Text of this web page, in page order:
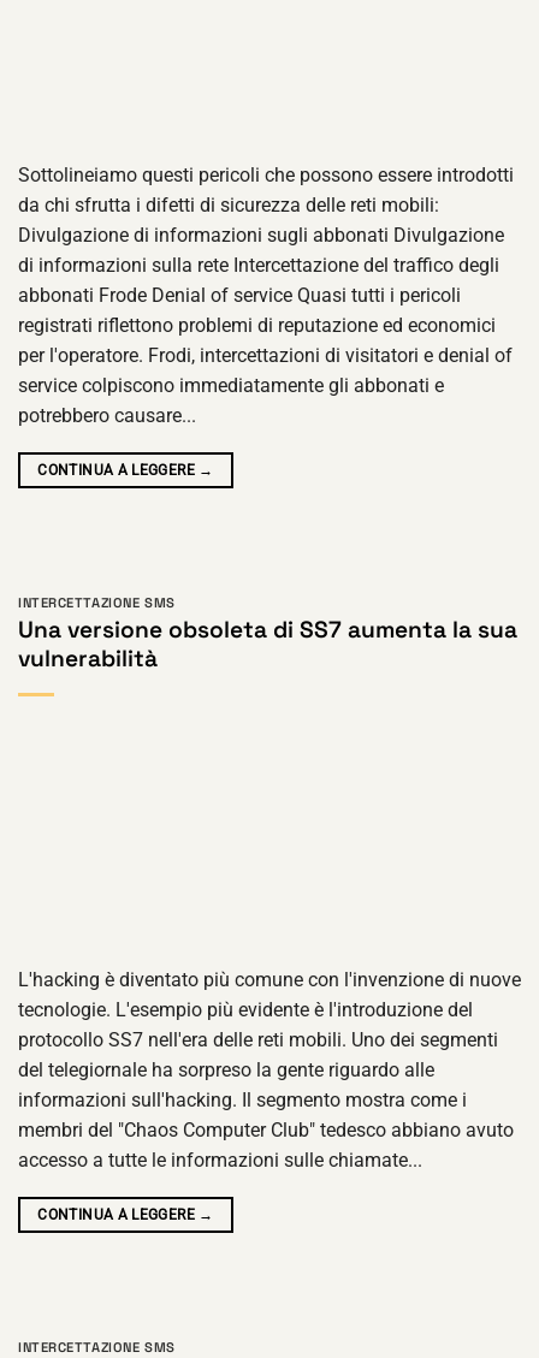
Sottolineiamo questi pericoli che possono essere introdotti
da chi sfrutta i difetti di sicurezza delle reti mobili:
Divulgazione di informazioni sugli abbonati Divulgazione
di informazioni sulla rete Intercettazione del traffico degli
abbonati Frode Denial of service Quasi tutti i pericoli
registrati riflettono problemi di reputazione ed economici
per l'operatore. Frodi, intercettazioni di visitatori e denial of
service colpiscono immediatamente gli abbonati e
potrebbero causare...
CONTINUA A LEGGERE →
INTERCETTAZIONE SMS
Una versione obsoleta di SS7 aumenta la sua
vulnerabilità
L'hacking è diventato più comune con l'invenzione di nuove
tecnologie. L'esempio più evidente è l'introduzione del
protocollo SS7 nell'era delle reti mobili. Uno dei segmenti
del telegiornale ha sorpreso la gente riguardo alle
informazioni sull'hacking. Il segmento mostra come i
membri del "Chaos Computer Club" tedesco abbiano avuto
accesso a tutte le informazioni sulle chiamate...
CONTINUA A LEGGERE →
INTERCETTAZIONE SMS